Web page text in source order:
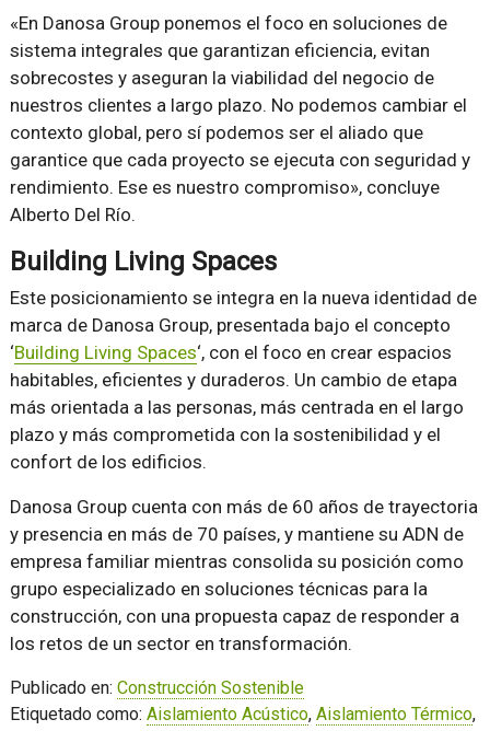
«En Danosa Group ponemos el foco en soluciones de
sistema integrales que garantizan eficiencia, evitan
sobrecostes y aseguran la viabilidad del negocio de
nuestros clientes a largo plazo. No podemos cambiar el
contexto global, pero sí podemos ser el aliado que
garantice que cada proyecto se ejecuta con seguridad y
rendimiento. Ese es nuestro compromiso», concluye
Alberto Del Río.
Building Living Spaces
Este posicionamiento se integra en la nueva identidad de
marca de Danosa Group, presentada bajo el concepto
‘Building Living Spaces‘, con el foco en crear espacios
habitables, eficientes y duraderos. Un cambio de etapa
más orientada a las personas, más centrada en el largo
plazo y más comprometida con la sostenibilidad y el
confort de los edificios.
Danosa Group cuenta con más de 60 años de trayectoria
y presencia en más de 70 países, y mantiene su ADN de
empresa familiar mientras consolida su posición como
grupo especializado en soluciones técnicas para la
construcción, con una propuesta capaz de responder a
los retos de un sector en transformación.
Publicado en: Construcción Sostenible
Etiquetado como: Aislamiento Acústico, Aislamiento Térmico,